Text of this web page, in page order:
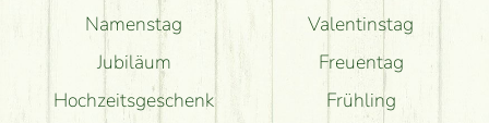
Namenstag
Jubiläum
Hochzeitsgeschenk
Valentinstag
Freuentag
Frühling